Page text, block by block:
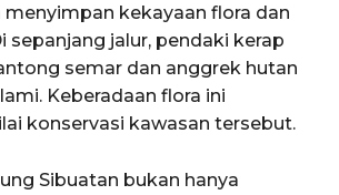
menyimpan kekayaan flora dan
sepanjang jalur, pendaki kerap
semar dan anggrek hutan
Keberadaan flora ini
konservasi kawasan tersebut.
Sibuatan bukan hanya